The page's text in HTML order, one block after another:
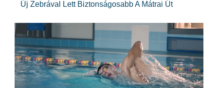
Új Zebrával Lett Biztonságosabb A Mátrai Út